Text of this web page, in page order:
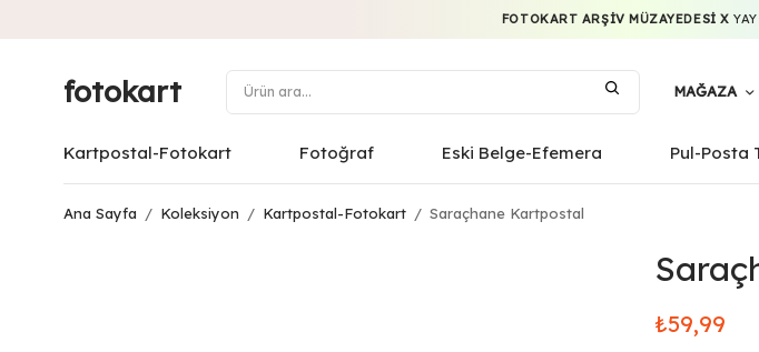
FOTOKART ARŞIV MÜZAYEDESI X
fotokart MAĞAZA
Kartpostal-Fotokart Fotoğraf Eski Belge-Efemera Pul-Posta
Ana Sayfa / Koleksiyon / Kartpostal-Fotokart / Saraçhane Kartpostal
₺59,99